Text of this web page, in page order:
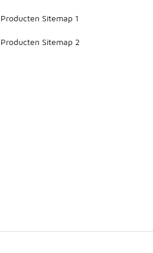
Producten Sitemap 1
Producten Sitemap 2